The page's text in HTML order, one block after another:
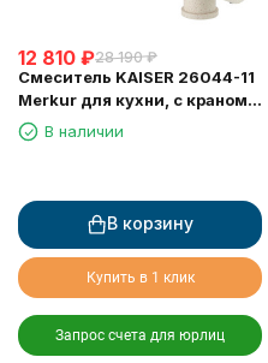
12 810 ₽28 190 ₽
Смеситель KAISER 26044-11
Merkur для кухни, с краном
для питьевой воды,
бежевый мрамор
В наличии
В корзину
Купить в 1 клик
Запрос счета для юрлиц